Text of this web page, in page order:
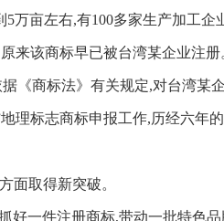
万亩左右,有100多家生产加工企
该商标早已被台湾某企业注册
商标法》有关规定,对台湾某企
标志商标申报工作,历经六年
取得新突破。
一件注册商标,带动一批特色品